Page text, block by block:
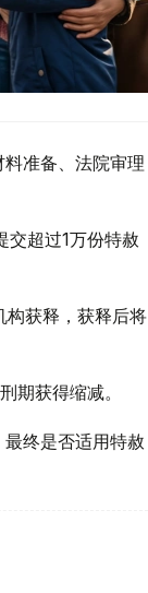
准备、法院审理
交超过1万份特赦
构获释，获释后将
期获得缩减。
终是否适用特赦